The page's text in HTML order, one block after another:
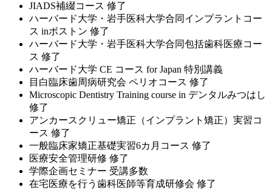
JIADS補綴コース 修了
ハーバード大学・岩手医科大学合同インプラントコー
ス inボストン 修了
ハーバード大学・岩手医科大学合同包括歯科医療コー
ス 修了
ハーバード大学 CE コース for Japan 特別講義
目白臨床歯周病研究会 ペリオコース 修了
Microscopic Dentistry Training course in デンタルみつはし
修了
アンカースクリュー矯正（インプラント矯正）実習コ
ース 修了
一般臨床家矯正基礎実習6カ月コース 修了
医療安全管理研修 修了
学際企画セミナー 受講多数
在宅医療を行う歯科医師等育成研修会 修了